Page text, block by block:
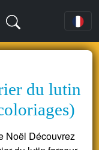
du lutin
Noël Découvrez